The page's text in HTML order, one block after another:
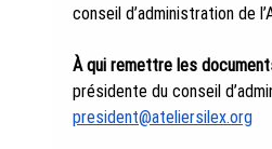
conseil d’administration de
À qui remettre les
présidente du conseil
president@ateliersilex.org